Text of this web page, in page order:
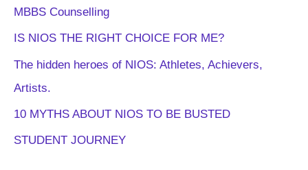
MBBS Counselling
IS NIOS THE RIGHT CHOICE FOR ME?
The hidden heroes of NIOS: Athletes, Achievers,
Artists.
10 MYTHS ABOUT NIOS TO BE BUSTED
STUDENT JOURNEY